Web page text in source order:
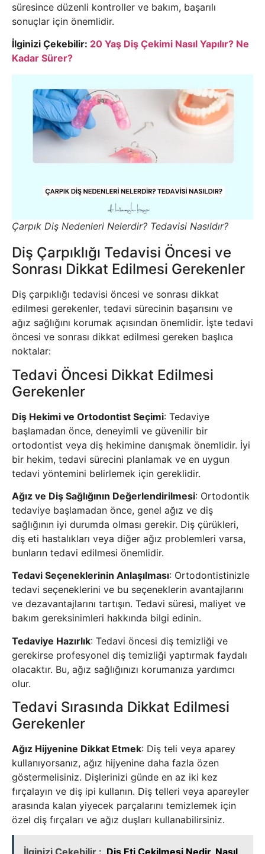
süresince düzenli kontroller ve bakım, başarılı
sonuçlar için önemlidir.
İlginizi Çekebilir: 20 Yaş Diş Çekimi Nasıl Yapılır? Ne
Kadar Sürer?
Çarpık Diş Nedenleri Nelerdir? Tedavisi Nasıldır?
Diş Çarpıklığı Tedavisi Öncesi ve
Sonrası Dikkat Edilmesi Gerekenler
Diş çarpıklığı tedavisi öncesi ve sonrası dikkat
edilmesi gerekenler, tedavi sürecinin başarısını ve
ağız sağlığını korumak açısından önemlidir. İşte tedavi
öncesi ve sonrası dikkat edilmesi gereken başlıca
noktalar:
Tedavi Öncesi Dikkat Edilmesi
Gerekenler
Diş Hekimi ve Ortodontist Seçimi: Tedaviye
başlamadan önce, deneyimli ve güvenilir bir
ortodontist veya diş hekimine danışmak önemlidir. İyi
bir hekim, tedavi sürecini planlamak ve en uygun
tedavi yöntemini belirlemek için gereklidir.
Ağız ve Diş Sağlığının Değerlendirilmesi: Ortodontik
tedaviye başlamadan önce, genel ağız ve diş
sağlığının iyi durumda olması gerekir. Diş çürükleri,
diş eti hastalıkları veya diğer ağız problemleri varsa,
bunların tedavi edilmesi önemlidir.
Tedavi Seçeneklerinin Anlaşılması: Ortodontistinizle
tedavi seçeneklerini ve bu seçeneklerin avantajlarını
ve dezavantajlarını tartışın. Tedavi süresi, maliyet ve
bakım gereksinimleri hakkında bilgi edinin.
Tedaviye Hazırlık: Tedavi öncesi diş temizliği ve
gerekirse profesyonel diş temizliği yaptırmak faydalı
olacaktır. Bu, ağız sağlığınızı korumanıza yardımcı
olur.
Tedavi Sırasında Dikkat Edilmesi
Gerekenler
Ağız Hijyenine Dikkat Etmek: Diş teli veya aparey
kullanıyorsanız, ağız hijyenine daha fazla özen
göstermelisiniz. Dişlerinizi günde en az iki kez
fırçalayın ve diş ipi kullanın. Diş telleri veya apareyler
arasında kalan yiyecek parçalarını temizlemek için
özel diş fırçaları ve ağız duşları kullanabilirsiniz.